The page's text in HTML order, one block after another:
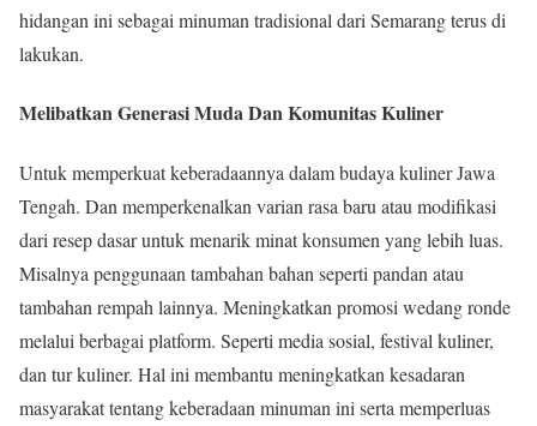
hidangan ini sebagai minuman tradisional dari Semarang terus di
lakukan.
Melibatkan Generasi Muda Dan Komunitas Kuliner
Untuk memperkuat keberadaannya dalam budaya kuliner Jawa
Tengah. Dan memperkenalkan varian rasa baru atau modifikasi
dari resep dasar untuk menarik minat konsumen yang lebih luas.
Misalnya penggunaan tambahan bahan seperti pandan atau
tambahan rempah lainnya. Meningkatkan promosi wedang ronde
melalui berbagai platform. Seperti media sosial, festival kuliner,
dan tur kuliner. Hal ini membantu meningkatkan kesadaran
masyarakat tentang keberadaan minuman ini serta memperluas